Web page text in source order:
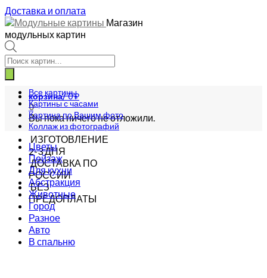
Доставка и оплата
Магазин
модульных картин
Поиск
товаров
корзина/0₽
0
Вы пока ничего не отложили.
ИЗГОТОВЛЕНИЕ
2-3 ДНЯ
ДОСТАВКА ПО
РОССИИ
БЕЗ
ПРЕДОПЛАТЫ
Все картины
Картины с часами
Картина по Вашим фото
Коллаж из фотографий
Цветы
Пейзаж
Для кухни
Абстракция
Животные
Город
Разное
Авто
В спальню